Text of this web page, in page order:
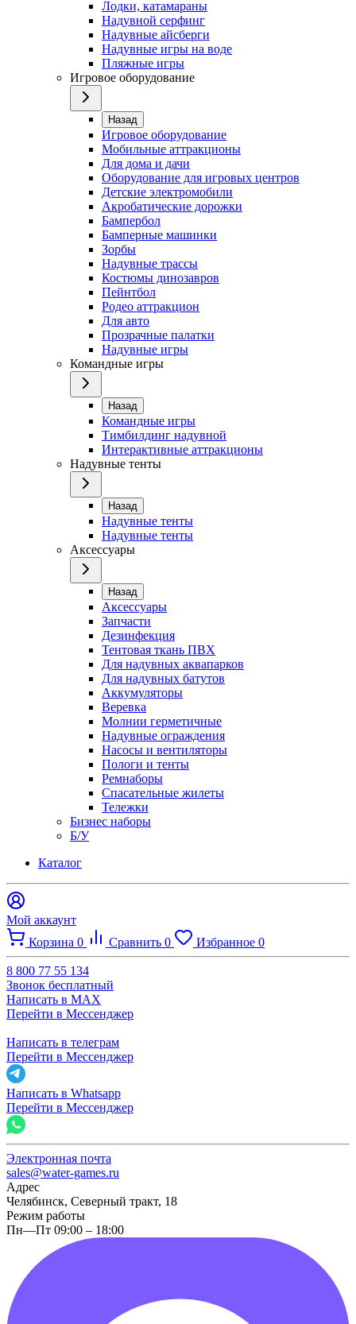
Лодки, катамараны
Надувной серфинг
Надувные айсберги
Надувные игры на воде
Пляжные игры
Игровое оборудование
Назад
Игровое оборудование
Мобильные аттракционы
Для дома и дачи
Оборудование для игровых центров
Детские электромобили
Акробатические дорожки
Бампербол
Бамперные машинки
Зорбы
Надувные трассы
Костюмы динозавров
Пейнтбол
Родео аттракцион
Для авто
Прозрачные палатки
Надувные игры
Командные игры
Назад
Командные игры
Тимбилдинг надувной
Интерактивные аттракционы
Надувные тенты
Назад
Надувные тенты
Надувные тенты
Аксессуары
Назад
Аксессуары
Запчасти
Дезинфекция
Тентовая ткань ПВХ
Для надувных аквапарков
Для надувных батутов
Аккумуляторы
Веревка
Молнии герметичные
Надувные ограждения
Насосы и вентиляторы
Пологи и тенты
Ремнаборы
Спасательные жилеты
Тележки
Бизнес наборы
Б/У
Каталог
Мой аккаунт
Корзина 0 Сравнить 0 Избранное 0
8 800 77 55 134
Звонок бесплатный
Написать в MAX
Перейти в Мессенджер
Написать в телеграм
Перейти в Мессенджер
Написать в Whatsapp
Перейти в Мессенджер
Электронная почта
sales@water-games.ru
Адрес
Челябинск, Северный тракт, 18
Режим работы
Пн—Пт 09:00 – 18:00